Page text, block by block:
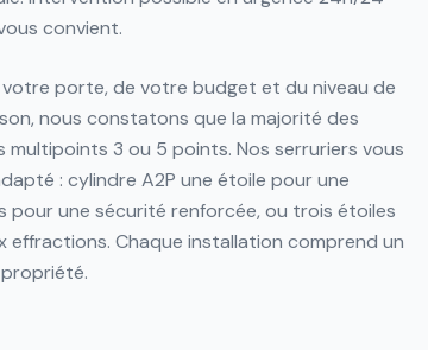
convient.
porte, de votre budget et du niveau de
nous constatons que la majorité des
3 ou 5 points. Nos serruriers vous
: cylindre A2P une étoile pour une
une sécurité renforcée, ou trois étoiles
effractions. Chaque installation comprend un